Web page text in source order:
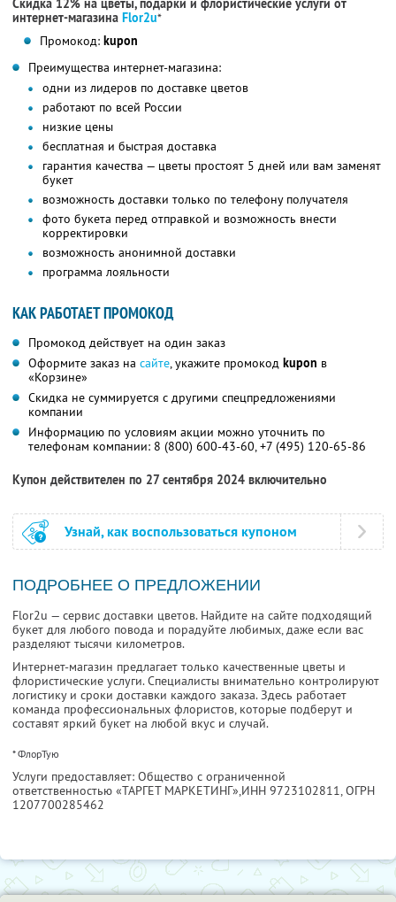
Скидка 12% на цветы, подарки и флористические услуги от
интернет-магазина Flor2u*
Промокод: kupon
Преимущества интернет-магазина:
одни из лидеров по доставке цветов
работают по всей России
низкие цены
бесплатная и быстрая доставка
гарантия качества — цветы простоят 5 дней или вам заменят
букет
возможность доставки только по телефону получателя
фото букета перед отправкой и возможность внести
корректировки
возможность анонимной доставки
программа лояльности
КАК РАБОТАЕТ ПРОМОКОД
Промокод действует на один заказ
Оформите заказ на сайте, укажите промокод kupon в
«Корзине»
Скидка не суммируется с другими спецпредложениями
компании
Информацию по условиям акции можно уточнить по
телефонам компании: 8 (800) 600-43-60, +7 (495) 120-65-86
Купон действителен по 27 сентября 2024 включительно
Узнай, как воспользоваться купоном
ПОДРОБНЕЕ О ПРЕДЛОЖЕНИИ
Flor2u — сервис доставки цветов. Найдите на сайте подходящий
букет для любого повода и порадуйте любимых, даже если вас
разделяют тысячи километров.
Интернет-магазин предлагает только качественные цветы и
флористические услуги. Специалисты внимательно контролируют
логистику и сроки доставки каждого заказа. Здесь работает
команда профессиональных флористов, которые подберут и
составят яркий букет на любой вкус и случай.
* ФлорТую
Услуги предоставляет: Общество с ограниченной
ответственностью «ТАРГЕТ МАРКЕТИНГ»,ИНН 9723102811, ОГРН
1207700285462